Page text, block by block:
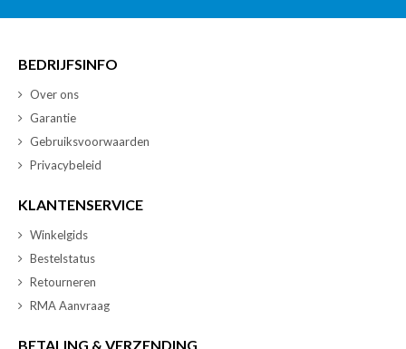
BEDRIJFSINFO
Over ons
Garantie
Gebruiksvoorwaarden
Privacybeleid
KLANTENSERVICE
Winkelgids
Bestelstatus
Retourneren
RMA Aanvraag
BETALING & VERZENDING